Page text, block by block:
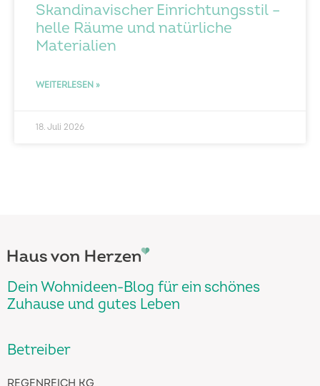
Skandinavischer Einrichtungsstil –
helle Räume und natürliche
Materialien
WEITERLESEN »
18. Juli 2026
Dein Wohnideen-Blog für ein schönes
Zuhause und gutes Leben
Betreiber